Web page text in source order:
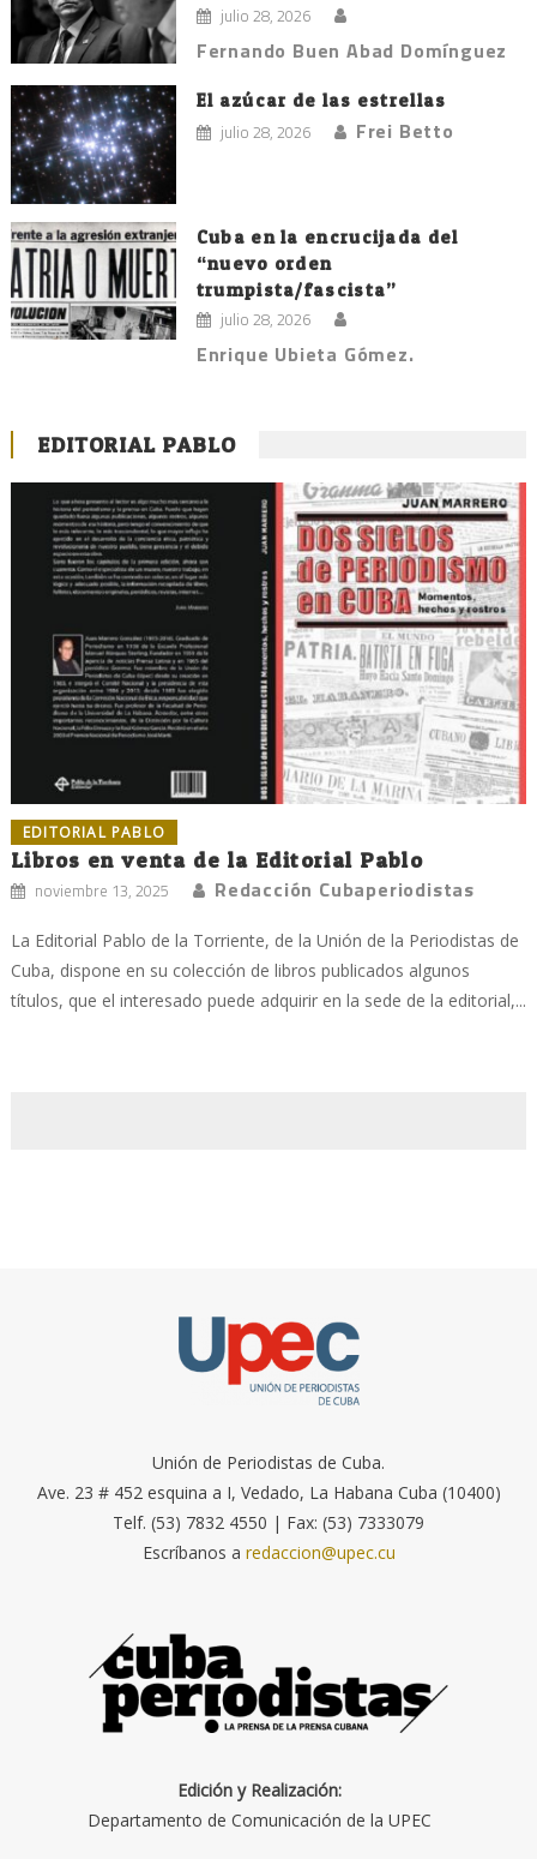
julio 28, 2026
Fernando Buen Abad Domínguez
El azúcar de las estrellas
julio 28, 2026 Frei Betto
Cuba en la encrucijada del
“nuevo orden
trumpista/fascista”
julio 28, 2026
Enrique Ubieta Gómez.
EDITORIAL PABLO
EDITORIAL PABLO
Libros en venta de la Editorial Pablo
noviembre 13, 2025 Redacción Cubaperiodistas
La Editorial Pablo de la Torriente, de la Unión de la Periodistas de
Cuba, dispone en su colección de libros publicados algunos
títulos, que el interesado puede adquirir en la sede de la editorial,...
Unión de Periodistas de Cuba.
Ave. 23 # 452 esquina a I, Vedado, La Habana Cuba (10400)
Telf. (53) 7832 4550 | Fax: (53) 7333079
Escríbanos a redaccion@upec.cu
Edición y Realización:
Departamento de Comunicación de la UPEC